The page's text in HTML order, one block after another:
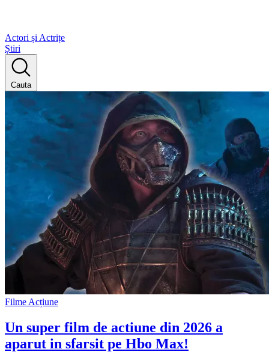
Actori și Actrițe
Știri
Cauta
Filme Acțiune
Un super film de actiune din 2026 a
aparut in sfarsit pe Hbo Max!